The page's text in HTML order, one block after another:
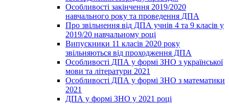
Особливості закінчення 2019/2020
навчального року та проведення ДПА
Про звільнення від ДПА учнів 4 та 9 класів у
2019/20 навчальному році
Випускники 11 класів 2020 року
звільняються від проходження ДПА
Особливості ДПА у формі ЗНО з української
мови та літератури 2021
Особливості ДПА у формі ЗНО з математики
2021
ДПА у формі ЗНО у 2021 році